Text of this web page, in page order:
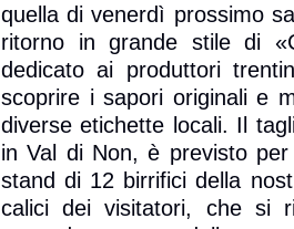
quella di venerdì prossimo
ritorno in grande stile di
dedicato ai produttori
scoprire i sapori originali e
diverse etichette locali. Il
in Val di Non, è previsto
stand di 12 birrifici della
calici dei visitatori, che si